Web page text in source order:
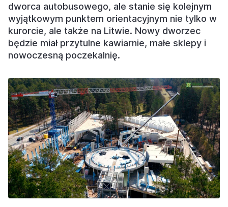
dworca autobusowego, ale stanie się kolejnym
wyjątkowym punktem orientacyjnym nie tylko w
kurorcie, ale także na Litwie. Nowy dworzec
będzie miał przytulne kawiarnie, małe sklepy i
nowoczesną poczekalnię.